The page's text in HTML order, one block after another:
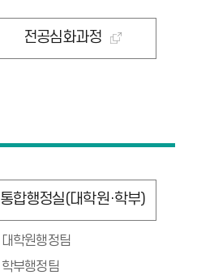
전공심화과정
통합행정실(대학원·학부)
대학원행정팀
학부행정팀